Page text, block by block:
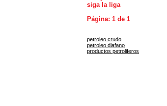
siga la liga
Página: 1 de 1
petroleo crudo
petroleo diafano
productos petroliferos